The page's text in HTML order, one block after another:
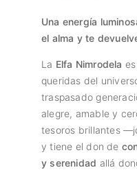
Una energía
el alma y te
La Elfa Nimrodela
queridas del
traspasado
alegre, amable y
tesoros brillantes
y tiene el don de
y serenidad allá